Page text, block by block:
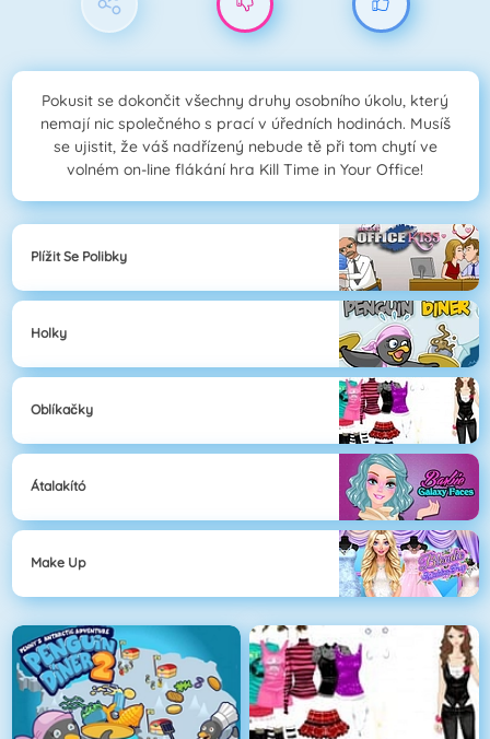
Pokusit se dokončit všechny druhy osobního úkolu, který
nemají nic společného s prací v úředních hodinách. Musíš
se ujistit, že váš nadřízený nebude tě při tom chytí ve
volném on-line flákání hra Kill Time in Your Office!
Plížit Se Polibky
Holky
Oblíkačky
Átalakító
Make Up